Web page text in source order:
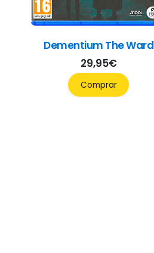
Dementium The Ward
29,95€
Comprar